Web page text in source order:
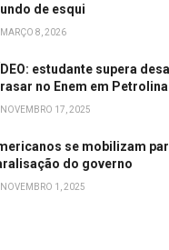
de esqui
MARÇO 8, 2026
estudante supera
no Enem em Petrolina
NOVEMBRO 17, 2025
se mobilizam
do governo
NOVEMBRO 1, 2025